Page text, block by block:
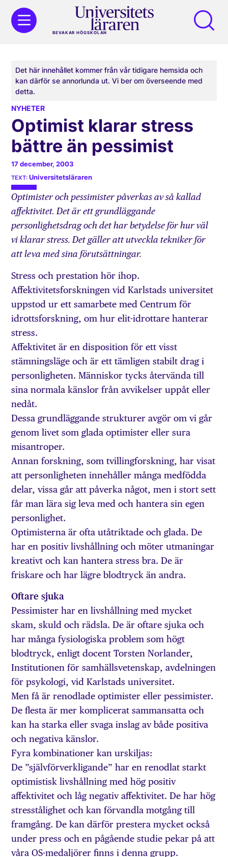
BEVAKAR HÖGSKOLAN
Det här innehållet kommer från vår tidigare hemsida och
kan därför se annorlunda ut. Vi ber om överseende med
detta.
NYHETER
Optimist klarar stress
bättre än pessimist
17 december, 2003
Universitetsläraren
Optimister och pessimister påverkas av så kallad
affektivitet. Det är ett grundläggande
personlighetsdrag och det har betydelse för hur väl
vi klarar stress. Det gäller att utveckla tekniker för
att leva med sina förutsättningar.
Stress och prestation hör ihop.
Affektivitetsforskningen vid Karlstads universitet
uppstod ur ett samarbete med Centrum för
idrottsforskning, om hur elit-idrottare hanterar
stress.
Affektivitet är en disposition för ett visst
stämningsläge och är ett tämligen stabilt drag i
personligheten. Människor tycks återvända till
sina normala känslor från avvikelser uppåt eller
nedåt.
Dessa grundläggande strukturer avgör om vi går
genom livet som glada optimister eller sura
misantroper.
Annan forskning, som tvillingforskning, har visat
att personligheten innehåller många medfödda
delar, vissa går att påverka något, men i stort sett
får man lära sig leva med och hantera sin egen
personlighet.
Optimisterna är ofta utåtriktade och glada. De
har en positiv livshållning och möter utmaningar
kreativt och kan hantera stress bra. De är
friskare och har lägre blodtryck än andra.
Oftare sjuka
Pessimister har en livshållning med mycket
skam, skuld och rädsla. De är oftare sjuka och
har många fysiologiska problem som högt
blodtryck, enligt docent Torsten Norlander,
Institutionen för samhällsvetenskap, avdelningen
för psykologi, vid Karlstads universitet.
Men få är renodlade optimister eller pessimister.
De flesta är mer komplicerat sammansatta och
kan ha starka eller svaga inslag av både positiva
och negativa känslor.
Fyra kombinationer kan urskiljas:
De ”självförverkligande” har en renodlat starkt
optimistisk livshållning med hög positiv
affektivitet och låg negativ affektivitet. De har hög
stresstålighet och kan förvandla motgång till
framgång. De kan därför prestera mycket också
under press och en pågående studie pekar på att
våra OS-medaljörer finns i denna grupp.